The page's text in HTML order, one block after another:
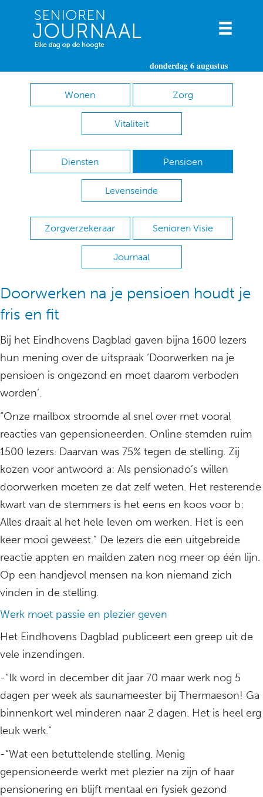
donderdag 6 augustus
Wonen Zorg
Vitaliteit
Diensten Pensioen
Levenseinde
Zorgverzekeraar Senioren Visie
Journaal
Doorwerken na je pensioen houdt je
fris en fit
Bij het Eindhovens Dagblad gaven bijna 1600 lezers
hun mening over de uitspraak ‘Doorwerken na je
pensioen is ongezond en moet daarom verboden
worden’.
“Onze mailbox stroomde al snel over met vooral
reacties van gepensioneerden. Online stemden ruim
1500 lezers. Daarvan was 75% tegen de stelling. Zij
kozen voor antwoord a: Als pensionado’s willen
doorwerken moeten ze dat zelf weten. Het resterende
kwart van de stemmers is het eens en koos voor b:
Alles draait al het hele leven om werken. Het is een
keer mooi geweest.” De lezers die een uitgebreide
reactie appten en mailden zaten nog meer op één lijn.
Op een handjevol mensen na kon niemand zich
vinden in de stelling.
Werk moet passie en plezier geven
Het Eindhovens Dagblad publiceert een greep uit de
vele inzendingen.
-“Ik word in december dit jaar 70 maar werk nog 5
dagen per week als saunameester bij Thermaeson! Ga
binnenkort wel minderen naar 2 dagen. Het is heel erg
leuk werk.”
-“Wat een betuttelende stelling. Menig
gepensioneerde werkt met plezier na zijn of haar
pensionering en blijft mentaal en fysiek gezond